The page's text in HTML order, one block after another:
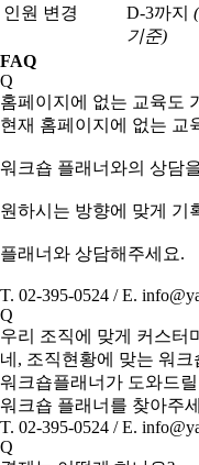
인원 변경
D-3까지
기준)
FAQ
Q
홈페이지에 없는 교육도
현재 홈페이지에 없는 교
워크숍 플래너와의 상담
원하시는 방향에 맞게 기
플래너와 상담해주세요.
T. 02-395-0524 / E.
Q
우리 조직에 맞게 커스터
네, 조직현황에 맞는 워크
워크숍플래너가 도와드
워크숍 플래너를 찾아주
T. 02-395-0524 / E.
Q